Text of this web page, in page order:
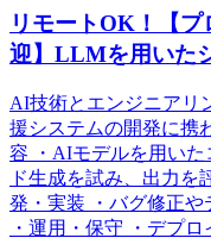
リモートOK！【
迎】LLMを用いた
AI技術とエンジニアリ
援システムの開発に携
容 ・AIモデルを用い
ド生成を試み、出力を
発・実装 ・バグ修正
・運用・保守 ・デプ